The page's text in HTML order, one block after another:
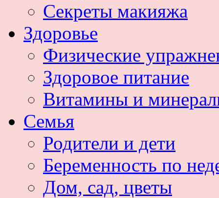
Секреты макияжа
Здоровье
Физические
Здоровое питание
Витамины и
Семья
Родители и дети
Беременность по
Дом, сад, цветы